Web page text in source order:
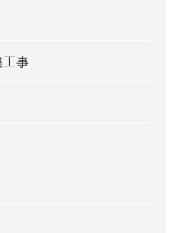
事